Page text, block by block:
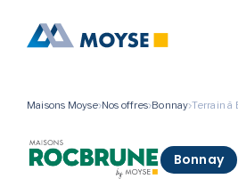
Maisons Moyse Nos offres Bonnay Terrain à
Bonnay